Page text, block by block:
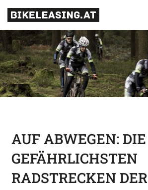
BLS
Bikeleasing-
Service
Österreich
GmbH
Bikeleasing
ist
Ihr
zuverlässiger
Partner
für
Dienstrad-
für
Selbstständige.
Wir
organisieren
Ihr
https://bikeleasing.at/
AUF ABWEGEN: DIE
GEFÄHRLICHSTEN
RADSTRECKEN